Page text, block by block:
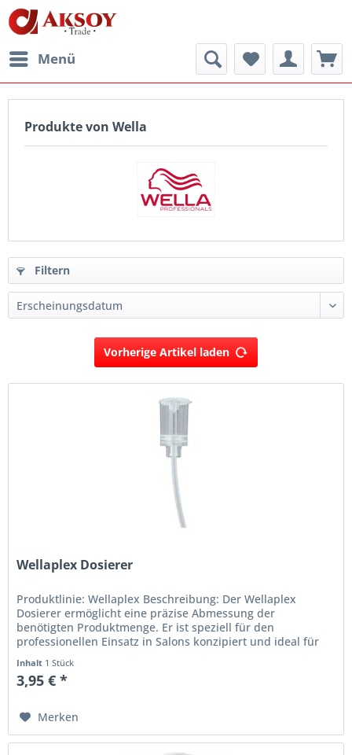
Menü
Produkte von Wella
Filtern
Vorherige Artikel laden
Wellaplex Dosierer
Produktlinie: Wellaplex Beschreibung: Der Wellaplex
Dosierer ermöglicht eine präzise Abmessung der
benötigten Produktmenge. Er ist speziell für den
professionellen Einsatz in Salons konzipiert und ideal für
Inhalt 1 Stück
3,95 € *
Merken